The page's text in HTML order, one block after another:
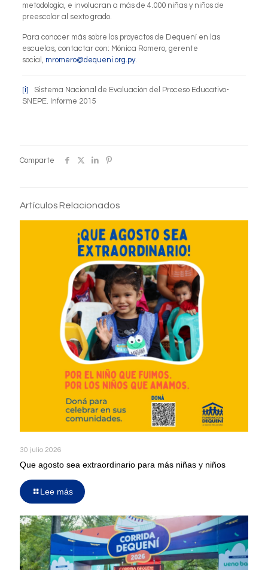
metodología, e involucran a más de 4.000 niñas y niños de
preescolar al sexto grado.
Para conocer más sobre los proyectos de Dequení en las
escuelas, contactar con: Mónica Romero, gerente
social, mromero@dequeni.org.py.
[i]
Sistema Nacional de Evaluación del Proceso Educativo-
SNEPE. Informe 2015
Comparte
Artículos Relacionados
30 julio 2026
Que agosto sea extraordinario para más niñas y niños
Lee más